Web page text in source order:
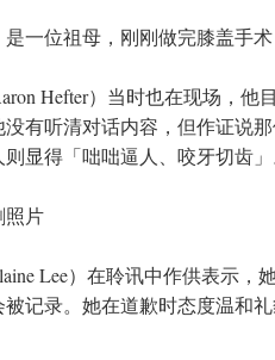
是一位祖母，刚刚做完膝盖手
Hefter）当时也在现场，他
有听清对话内容，但作证说
则显得「咄咄逼人、咬牙切齿
照片
Lee）在聆讯中作供表示，
记录。她在道歉时态度温和